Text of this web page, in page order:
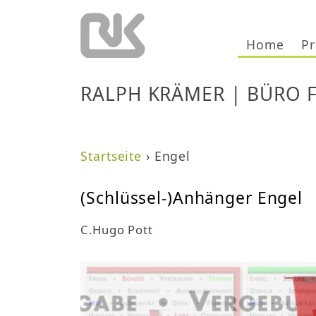
Home
RALPH KRÄMER | BÜRO
i
e
s
i
Startseite › Engel
(Schlüssel-)Anhänger Engel
C.Hugo Pott